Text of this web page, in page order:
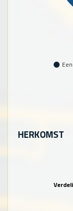
HERKOMST